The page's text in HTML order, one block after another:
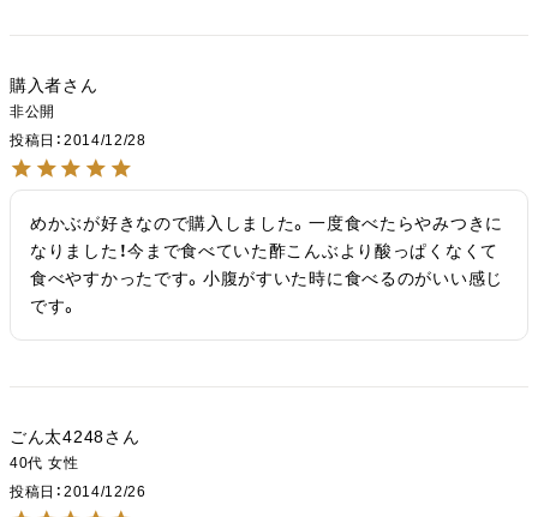
購入者
非公開
投稿日
2014/12/28
めかぶが好きなので購入しました。一度食べたらやみつきに
なりました！今まで食べていた酢こんぶより酸っぱくなくて
食べやすかったです。小腹がすいた時に食べるのがいい感じ
です。
ごん太4248
40代 女性
投稿日
2014/12/26